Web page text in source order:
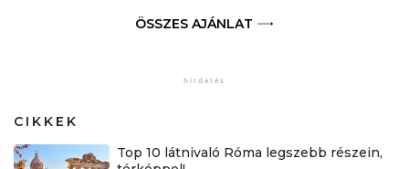
ÖSSZES AJÁNLAT
CIKKEK
Top 10 látnivaló Róma legszebb részein,